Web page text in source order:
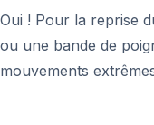
Oui ! Pour la reprise
ou une bande de
mouvements